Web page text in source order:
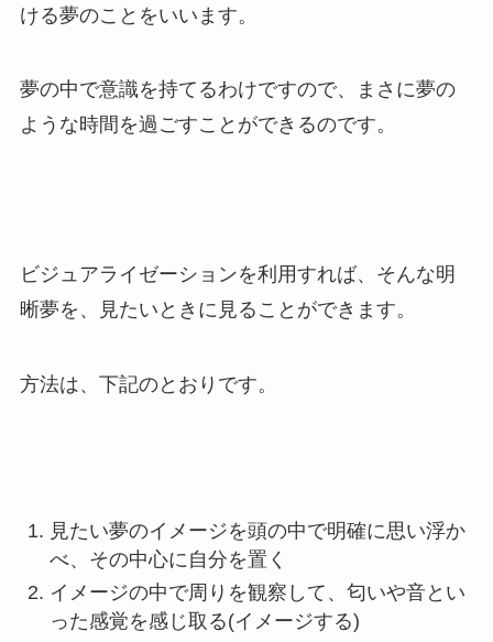
ける夢のことをいいます。
夢の中で意識を持てるわけですので、まさに夢の
ような時間を過ごすことができるのです。
ビジュアライゼーションを利用すれば、そんな明
晰夢を、見たいときに見ることができます。
方法は、下記のとおりです。
見たい夢のイメージを頭の中で明確に思い浮か
べ、その中心に自分を置く
イメージの中で周りを観察して、匂いや音とい
った感覚を感じ取る(イメージする)